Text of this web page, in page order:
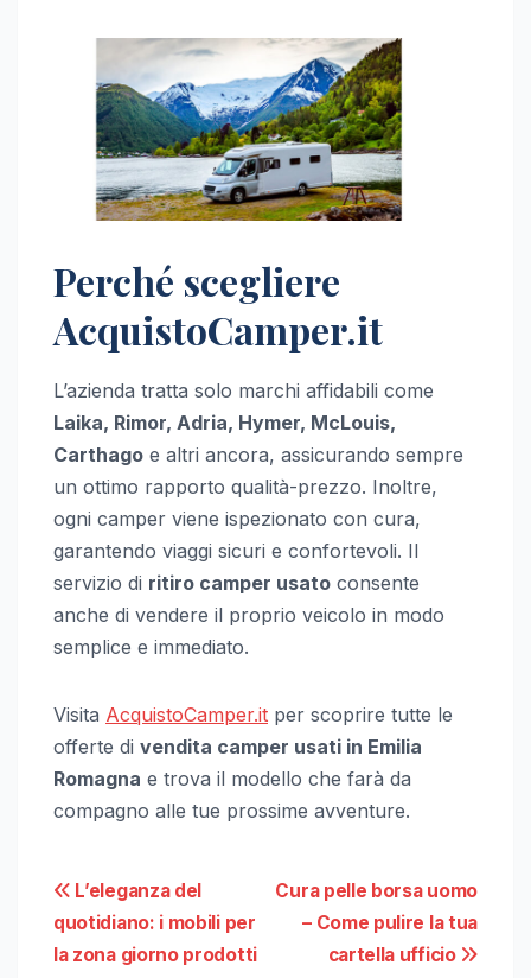
Perché scegliere
AcquistoCamper.it
L’azienda tratta solo marchi affidabili come
Laika, Rimor, Adria, Hymer, McLouis,
Carthago e altri ancora, assicurando sempre
un ottimo rapporto qualità-prezzo. Inoltre,
ogni camper viene ispezionato con cura,
garantendo viaggi sicuri e confortevoli. Il
servizio di ritiro camper usato consente
anche di vendere il proprio veicolo in modo
semplice e immediato.
Visita AcquistoCamper.it per scoprire tutte le
offerte di vendita camper usati in Emilia
Romagna e trova il modello che farà da
compagno alle tue prossime avventure.
Navigazione
articoli
Cura pelle borsa uomo
– Come pulire la tua
cartella ufficio
L’eleganza del
quotidiano: i mobili per
la zona giorno prodotti